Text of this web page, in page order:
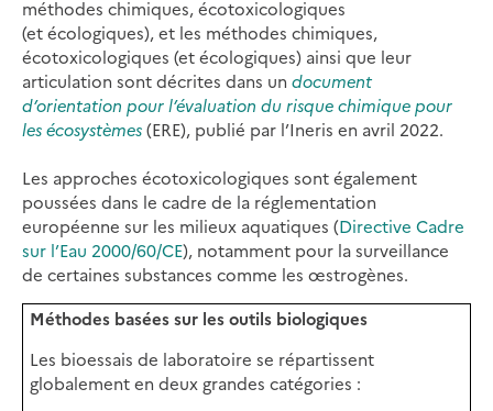
méthodes chimiques, écotoxicologiques
(et écologiques), et les méthodes chimiques,
écotoxicologiques (et écologiques) ainsi que leur
articulation sont décrites dans un document
d’orientation pour l’évaluation du risque chimique pour
les écosystèmes(ERE), publié par l’Ineris en avril 2022.
Les approches écotoxicologiques sont également
poussées dans le cadre de la réglementation
européenne sur les milieux aquatiques (Directive Cadre
sur l’Eau 2000/60/CE), notamment pour la surveillance
de certaines substances comme les œstrogènes.
Méthodes basées sur les outils biologiques
Les bioessais de laboratoire se répartissent
globalement en deux grandes catégories :